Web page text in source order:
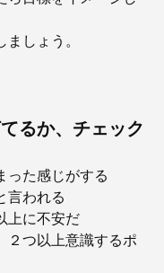
しょう。
るか、チェック
った感じがする
言われる
上に不安だ
２つ以上意識するポ